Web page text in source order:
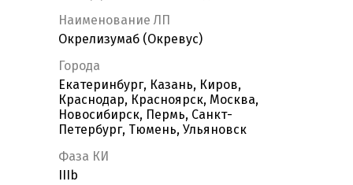
Наименование ЛП
Окрелизумаб (Окревус)
Города
Екатеринбург, Казань, Киров,
Краснодар, Красноярск, Москва,
Новосибирск, Пермь, Санкт-
Петербург, Тюмень, Ульяновск
Фаза КИ
IIIb